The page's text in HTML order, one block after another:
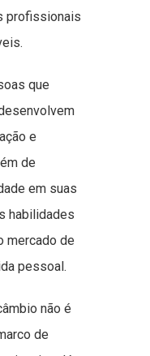
profissionais
que
e
de
em suas
habilidades
mercado de
pessoal.
não é
de